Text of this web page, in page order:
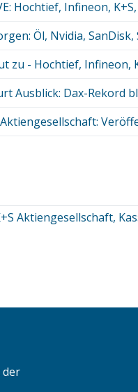
Hochtief, Infineon,
Öl, Nvidia, SanDisk,
zu - Hochtief, Infineon,
Ausblick: Dax-Rekord
Aktiengesellschaft:
Aktiengesellschaft,
der